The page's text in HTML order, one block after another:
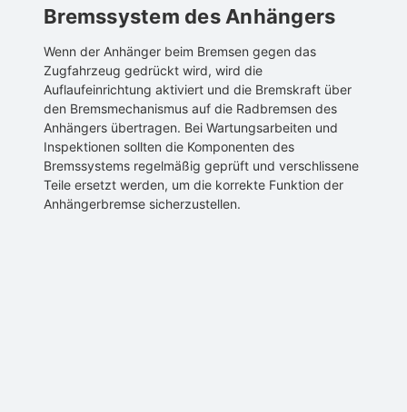
Bremssystem des Anhängers
Wenn der Anhänger beim Bremsen gegen das
Zugfahrzeug gedrückt wird, wird die
Auflaufeinrichtung aktiviert und die Bremskraft über
den Bremsmechanismus auf die Radbremsen des
Anhängers übertragen. Bei Wartungsarbeiten und
Inspektionen sollten die Komponenten des
Bremssystems regelmäßig geprüft und verschlissene
Teile ersetzt werden, um die korrekte Funktion der
Anhängerbremse sicherzustellen.